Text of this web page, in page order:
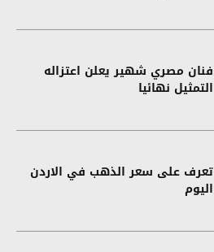
فنان مصري شهير يعلن اعتزاله
التمثيل نهائيا
تعرف على سعر الذهب في الاردن
اليوم